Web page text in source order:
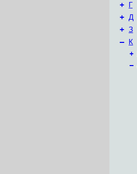
+ Г
+ Д
+ З
– К
+
–